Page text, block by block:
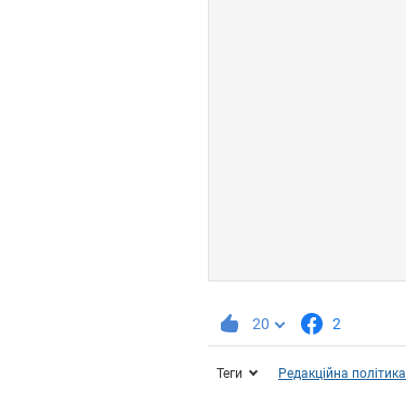
20 2
Теги Редакційна політика